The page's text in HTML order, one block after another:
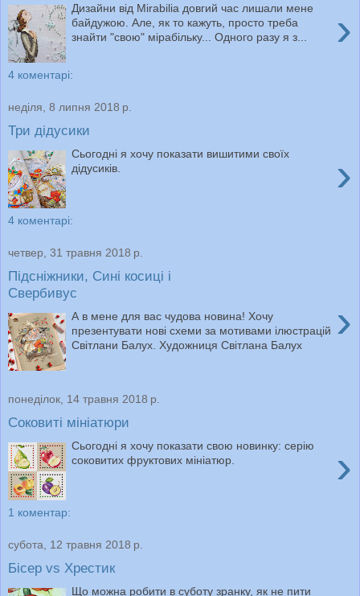
›
Дизайни від Mirabilia довгий час лишали мене
байдужою. Але, як то кажуть, просто треба
знайти "свою" мірабільку... Одного разу я з...
4 коментарі:
неділя, 8 липня 2018 р.
Три дідусики
›
Сьогодні я хочу показати вишитими своїх
дідусиків.
4 коментарі:
четвер, 31 травня 2018 р.
Підсніжники, Сині косиці і
Свербивус
›
А в мене для вас чудова новина! Хочу
презентувати нові схеми за мотивами ілюстрацій
Світлани Балух. Художниця Світлана Балух
понеділок, 14 травня 2018 р.
Соковиті мініатюри
›
Сьогодні я хочу показати свою новинку: серію
соковитих фруктових мініатюр.
1 коментар:
субота, 12 травня 2018 р.
Бісер vs Хрестик
Що можна робити в суботу зранку, як не пити